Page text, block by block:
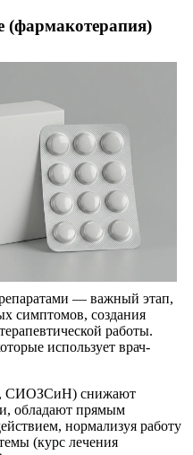
(фармакотерапия)
— важный этап,
симптомов, создания
работы.
использует врач-
СИОЗСиН) снижают
обладают прямым
нормализуя работу
(курс лечения